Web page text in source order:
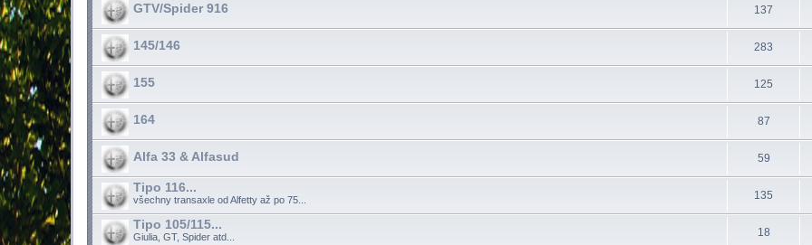
GTV/Spider 916 137
145/146 283
155 125
164 87
Alfa 33 & Alfasud 59
Tipo 116...
všechny transaxle od Alfetty až po 75... 135
Tipo 105/115...
Giulia, GT, Spider atd... 18